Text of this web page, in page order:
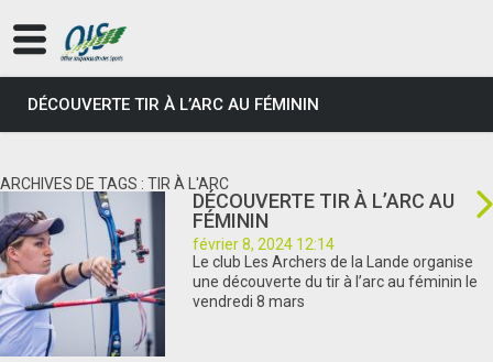
DÉCOUVERTE TIR À L’ARC AU FÉMININ
ARCHIVES DE TAGS : TIR À L'ARC
DÉCOUVERTE TIR À L’ARC AU
FÉMININ
février 8, 2024 12:14
Le club Les Archers de la Lande organise
une découverte du tir à l’arc au féminin le
vendredi 8 mars